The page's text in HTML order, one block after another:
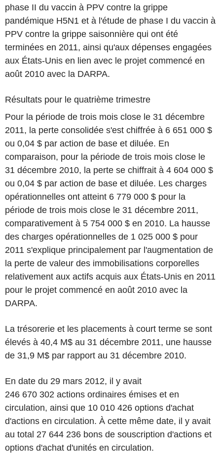
phase II du vaccin à PPV contre la grippe
pandémique H5N1 et à l'étude de phase I du vaccin à
PPV contre la grippe saisonnière qui ont été
terminées en 2011, ainsi qu'aux dépenses engagées
aux États-Unis en lien avec le projet commencé en
août 2010 avec la DARPA.
Résultats pour le quatrième trimestre
Pour la période de trois mois close le 31 décembre
2011, la perte consolidée s'est chiffrée à 6 651 000 $
ou 0,04 $ par action de base et diluée. En
comparaison, pour la période de trois mois close le
31 décembre 2010, la perte se chiffrait à 4 604 000 $
ou 0,04 $ par action de base et diluée. Les charges
opérationnelles ont atteint 6 779 000 $ pour la
période de trois mois close le 31 décembre 2011,
comparativement à 5 754 000 $ en 2010. La hausse
des charges opérationnelles de 1 025 000 $ pour
2011 s'explique principalement par l'augmentation de
la perte de valeur des immobilisations corporelles
relativement aux actifs acquis aux États-Unis en 2011
pour le projet commencé en août 2010 avec la
DARPA.
La trésorerie et les placements à court terme se sont
élevés à 40,4 M$ au 31 décembre 2011, une hausse
de 31,9 M$ par rapport au 31 décembre 2010.
En date du 29 mars 2012, il y avait
246 670 302 actions ordinaires émises et en
circulation, ainsi que 10 010 426 options d'achat
d'actions en circulation. À cette même date, il y avait
au total 27 644 236 bons de souscription d'actions et
options d'achat d'unités en circulation.